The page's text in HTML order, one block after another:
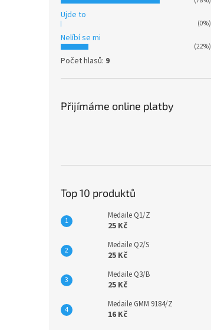
Ujde to
(0%)
Nelíbí se mi
(22%)
Počet hlasů: 9
Přijímáme online platby
Top 10 produktů
Medaile Q1/Z
25 Kč
Medaile Q2/S
25 Kč
Medaile Q3/B
25 Kč
Medaile GMM 9184/Z
16 Kč